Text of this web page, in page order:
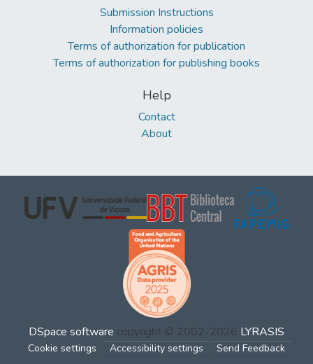
Submission Instructions
Information policies
Terms of authorization for publication
Terms of authorization for publishing books
Help
Contact
About
DSpace software copyright © 2002-2026 LYRASIS
Cookie settings Accessibility settings Send Feedback